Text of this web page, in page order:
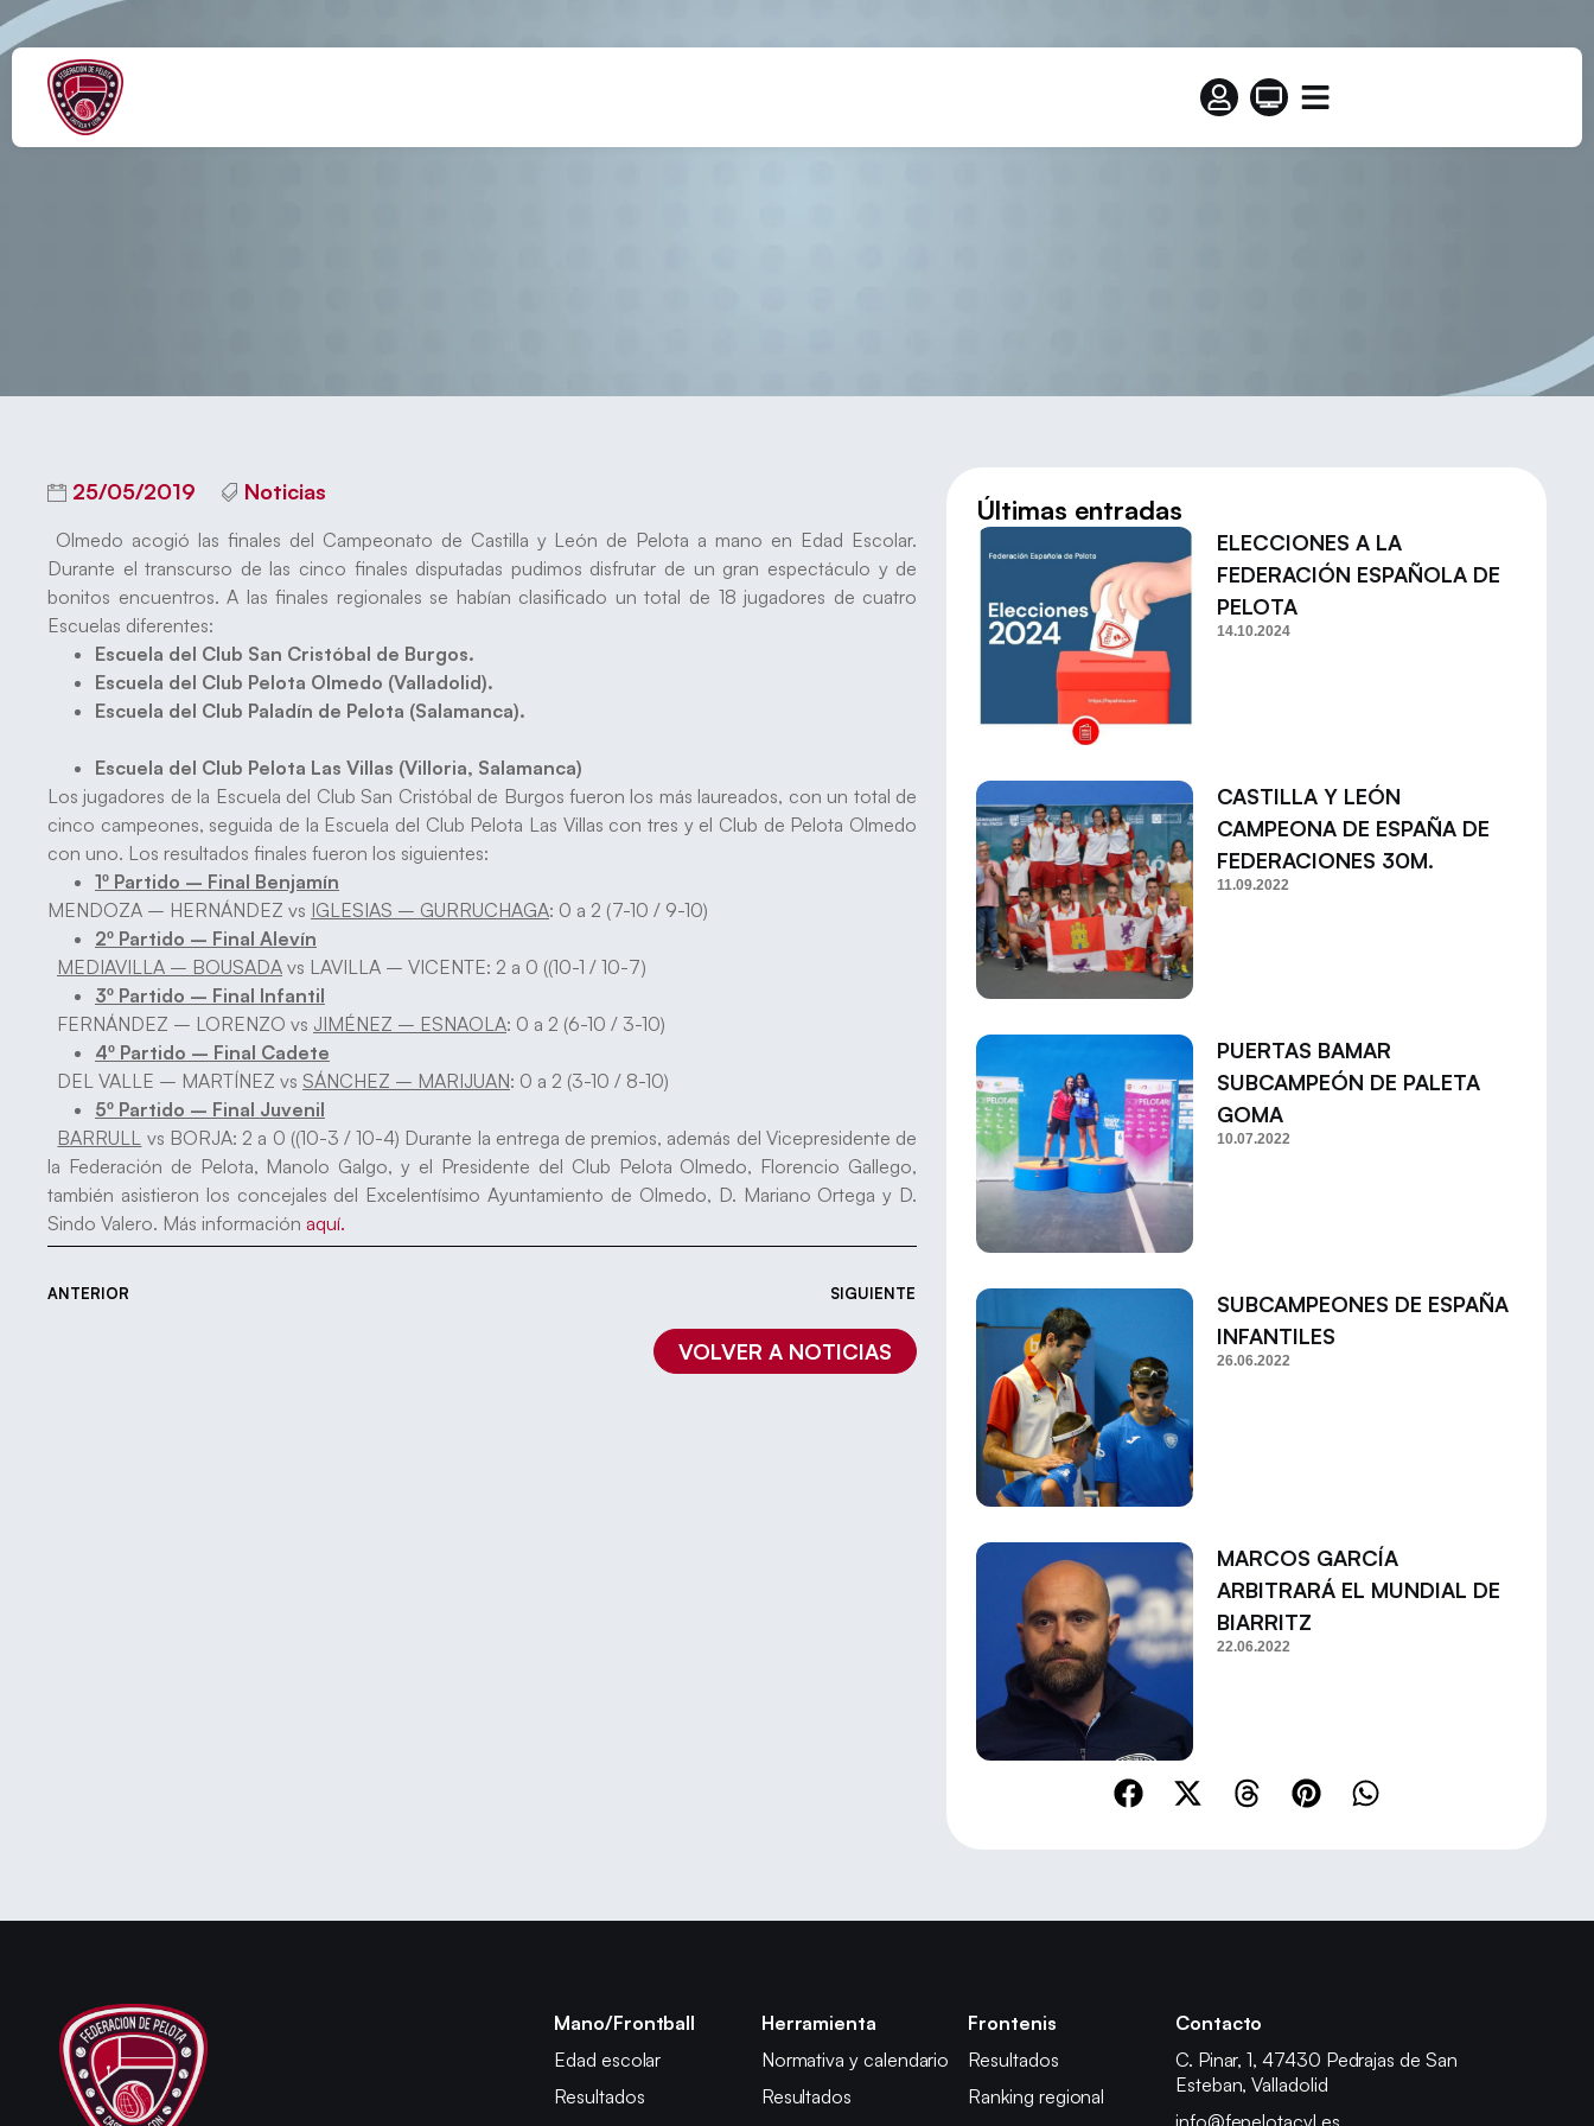
Finales del Campeonato Regional de mano en Edad Escolar
25/05/2019 Noticias
Olmedo acogió las finales del Campeonato de Castilla y León de Pelota a mano en Edad Escolar.
Durante el transcurso de las cinco finales disputadas pudimos disfrutar de un gran espectáculo y de
bonitos encuentros. A las finales regionales se habían clasificado un total de 18 jugadores de cuatro
Escuelas diferentes:
Escuela del Club San Cristóbal de Burgos.
Escuela del Club Pelota Olmedo (Valladolid).
Escuela del Club Paladín de Pelota (Salamanca).
Escuela del Club Pelota Las Villas (Villoria, Salamanca)
Los jugadores de la Escuela del Club San Cristóbal de Burgos fueron los más laureados, con un total de
cinco campeones, seguida de la Escuela del Club Pelota Las Villas con tres y el Club de Pelota Olmedo
con uno. Los resultados finales fueron los siguientes:
1º Partido – Final Benjamín
MENDOZA – HERNÁNDEZ vs IGLESIAS – GURRUCHAGA: 0 a 2 (7-10 / 9-10)
2º Partido – Final Alevín
MEDIAVILLA – BOUSADA vs LAVILLA – VICENTE: 2 a 0 ((10-1 / 10-7)
3º Partido – Final Infantil
FERNÁNDEZ – LORENZO vs JIMÉNEZ – ESNAOLA: 0 a 2 (6-10 / 3-10)
4º Partido – Final Cadete
DEL VALLE – MARTÍNEZ vs SÁNCHEZ – MARIJUAN: 0 a 2 (3-10 / 8-10)
5º Partido – Final Juvenil
BARRULL vs BORJA: 2 a 0 ((10-3 / 10-4) Durante la entrega de premios, además del Vicepresidente de
la Federación de Pelota, Manolo Galgo, y el Presidente del Club Pelota Olmedo, Florencio Gallego,
también asistieron los concejales del Excelentísimo Ayuntamiento de Olmedo, D. Mariano Ortega y D.
Sindo Valero. Más información aquí.
ANTERIOR SIGUIENTE
VOLVER A NOTICIAS
Últimas entradas
ELECCIONES A LA
FEDERACIÓN ESPAÑOLA DE
PELOTA
14.10.2024
CASTILLA Y LEÓN
CAMPEONA DE ESPAÑA DE
FEDERACIONES 30M.
11.09.2022
PUERTAS BAMAR
SUBCAMPEÓN DE PALETA
GOMA
10.07.2022
SUBCAMPEONES DE ESPAÑA
INFANTILES
26.06.2022
MARCOS GARCÍA
ARBITRARÁ EL MUNDIAL DE
BIARRITZ
22.06.2022
Mano/Frontball
Edad escolar
Resultados
Herramienta
Normativa y calendario
Resultados
Frontenis
Resultados
Ranking regional
Contacto
C. Pinar, 1, 47430 Pedrajas de San
Esteban, Valladolid